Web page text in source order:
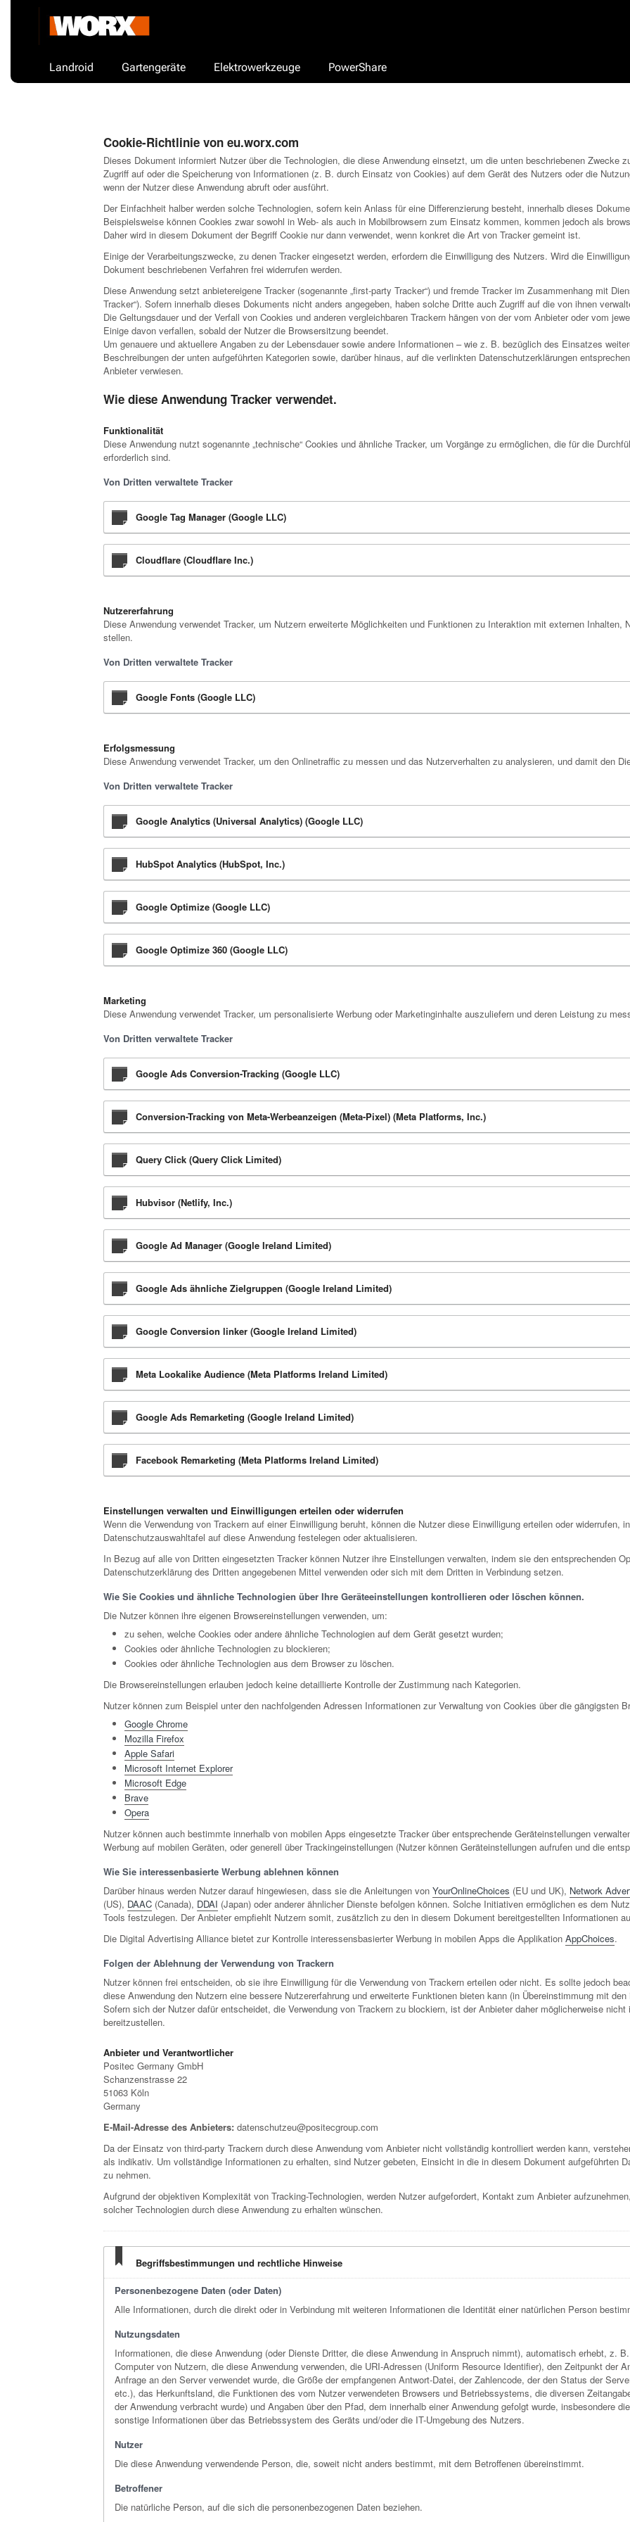
Landroid Gartengeräte Elektrowerkzeuge PowerShare
Cookie-Richtlinie von eu.worx.com
Dieses Dokument informiert Nutzer über die Technologien, die diese Anwendung einsetzt, um die unten beschriebenen Zwecke
Zugriff auf oder die Speicherung von Informationen (z. B. durch Einsatz von Cookies) auf dem Gerät des Nutzers oder die
wenn der Nutzer diese Anwendung abruft oder ausführt.
Der Einfachheit halber werden solche Technologien, sofern kein Anlass für eine Differenzierung besteht, innerhalb dieses
Beispielsweise können Cookies zwar sowohl in Web- als auch in Mobilbrowsern zum Einsatz kommen, kommen jedoch als
Daher wird in diesem Dokument der Begriff Cookie nur dann verwendet, wenn konkret die Art von Tracker gemeint ist.
Einige der Verarbeitungszwecke, zu denen Tracker eingesetzt werden, erfordern die Einwilligung des Nutzers. Wird die
Dokument beschriebenen Verfahren frei widerrufen werden.
Diese Anwendung setzt anbietereigene Tracker (sogenannte „first-party Tracker“) und fremde Tracker im Zusammenhang mit
Tracker“). Sofern innerhalb dieses Dokuments nicht anders angegeben, haben solche Dritte auch Zugriff auf die von ihnen
Die Geltungsdauer und der Verfall von Cookies und anderen vergleichbaren Trackern hängen von der vom Anbieter oder vom
Einige davon verfallen, sobald der Nutzer die Browsersitzung beendet.
Um genauere und aktuellere Angaben zu der Lebensdauer sowie andere Informationen – wie z. B. bezüglich des Einsatzes
Beschreibungen der unten aufgeführten Kategorien sowie, darüber hinaus, auf die verlinkten Datenschutzerklärungen
Anbieter verwiesen.
Wie diese Anwendung Tracker verwendet.
Funktionalität
Diese Anwendung nutzt sogenannte „technische“ Cookies und ähnliche Tracker, um Vorgänge zu ermöglichen, die für die
erforderlich sind.
Von Dritten verwaltete Tracker
Google Tag Manager (Google LLC)
Cloudflare (Cloudflare Inc.)
Nutzererfahrung
Diese Anwendung verwendet Tracker, um Nutzern erweiterte Möglichkeiten und Funktionen zu Interaktion mit externen Inhalten,
stellen.
Von Dritten verwaltete Tracker
Google Fonts (Google LLC)
Erfolgsmessung
Diese Anwendung verwendet Tracker, um den Onlinetraffic zu messen und das Nutzerverhalten zu analysieren, und damit den
Von Dritten verwaltete Tracker
Google Analytics (Universal Analytics) (Google LLC)
HubSpot Analytics (HubSpot, Inc.)
Google Optimize (Google LLC)
Google Optimize 360 (Google LLC)
Marketing
Diese Anwendung verwendet Tracker, um personalisierte Werbung oder Marketinginhalte auszuliefern und deren Leistung zu
Von Dritten verwaltete Tracker
Google Ads Conversion-Tracking (Google LLC)
Conversion-Tracking von Meta-Werbeanzeigen (Meta-Pixel) (Meta Platforms, Inc.)
Query Click (Query Click Limited)
Hubvisor (Netlify, Inc.)
Google Ad Manager (Google Ireland Limited)
Google Ads ähnliche Zielgruppen (Google Ireland Limited)
Google Conversion linker (Google Ireland Limited)
Meta Lookalike Audience (Meta Platforms Ireland Limited)
Google Ads Remarketing (Google Ireland Limited)
Facebook Remarketing (Meta Platforms Ireland Limited)
Einstellungen verwalten und Einwilligungen erteilen oder widerrufen
Wenn die Verwendung von Trackern auf einer Einwilligung beruht, können die Nutzer diese Einwilligung erteilen oder widerrufen,
Datenschutzauswahltafel auf diese Anwendung festelegen oder aktualisieren.
In Bezug auf alle von Dritten eingesetzten Tracker können Nutzer ihre Einstellungen verwalten, indem sie den entsprechenden
Datenschutzerklärung des Dritten angegebenen Mittel verwenden oder sich mit dem Dritten in Verbindung setzen.
Wie Sie Cookies und ähnliche Technologien über Ihre Geräteeinstellungen kontrollieren oder löschen können.
Die Nutzer können ihre eigenen Browsereinstellungen verwenden, um:
zu sehen, welche Cookies oder andere ähnliche Technologien auf dem Gerät gesetzt wurden;
Cookies oder ähnliche Technologien zu blockieren;
Cookies oder ähnliche Technologien aus dem Browser zu löschen.
Die Browsereinstellungen erlauben jedoch keine detaillierte Kontrolle der Zustimmung nach Kategorien.
Nutzer können zum Beispiel unter den nachfolgenden Adressen Informationen zur Verwaltung von Cookies über die gängigsten
Google Chrome
Mozilla Firefox
Apple Safari
Microsoft Internet Explorer
Microsoft Edge
Brave
Opera
Nutzer können auch bestimmte innerhalb von mobilen Apps eingesetzte Tracker über entsprechende Geräteinstellungen
Werbung auf mobilen Geräten, oder generell über Trackingeinstellungen (Nutzer können Geräteinstellungen aufrufen und die
Wie Sie interessenbasierte Werbung ablehnen können
Darüber hinaus werden Nutzer darauf hingewiesen, dass sie die Anleitungen von YourOnlineChoices (EU und UK), Network
(US), DAAC (Canada), DDAI (Japan) oder anderer ähnlicher Dienste befolgen können. Solche Initiativen ermöglichen es dem
Tools festzulegen. Der Anbieter empfiehlt Nutzern somit, zusätzlich zu den in diesem Dokument bereitgestellten Informationen
Die Digital Advertising Alliance bietet zur Kontrolle interessensbasierter Werbung in mobilen Apps die Applikation AppChoices.
Folgen der Ablehnung der Verwendung von Trackern
Nutzer können frei entscheiden, ob sie ihre Einwilligung für die Verwendung von Trackern erteilen oder nicht. Es sollte jedoch
diese Anwendung den Nutzern eine bessere Nutzererfahrung und erweiterte Funktionen bieten kann (in Übereinstimmung mit
Sofern sich der Nutzer dafür entscheidet, die Verwendung von Trackern zu blockiern, ist der Anbieter daher möglicherweise
bereitzustellen.
Anbieter und Verantwortlicher
Positec Germany GmbH
Schanzenstrasse 22
51063 Köln
Germany
E-Mail-Adresse des Anbieters: datenschutzeu@positecgroup.com
Da der Einsatz von third-party Trackern durch diese Anwendung vom Anbieter nicht vollständig kontrolliert werden kann,
als indikativ. Um vollständige Informationen zu erhalten, sind Nutzer gebeten, Einsicht in die in diesem Dokument aufgeführten
zu nehmen.
Aufgrund der objektiven Komplexität von Tracking-Technologien, werden Nutzer aufgefordert, Kontakt zum Anbieter
solcher Technologien durch diese Anwendung zu erhalten wünschen.
Begriffsbestimmungen und rechtliche Hinweise
Personenbezogene Daten (oder Daten)
Alle Informationen, durch die direkt oder in Verbindung mit weiteren Informationen die Identität einer natürlichen Person
Nutzungsdaten
Informationen, die diese Anwendung (oder Dienste Dritter, die diese Anwendung in Anspruch nimmt), automatisch erhebt, z.
Computer von Nutzern, die diese Anwendung verwenden, die URI-Adressen (Uniform Resource Identifier), den Zeitpunkt der
Anfrage an den Server verwendet wurde, die Größe der empfangenen Antwort-Datei, der Zahlencode, der den Status der
etc.), das Herkunftsland, die Funktionen des vom Nutzer verwendeten Browsers und Betriebssystems, die diversen
der Anwendung verbracht wurde) und Angaben über den Pfad, dem innerhalb einer Anwendung gefolgt wurde, insbesondere
sonstige Informationen über das Betriebssystem des Geräts und/oder die IT-Umgebung des Nutzers.
Nutzer
Die diese Anwendung verwendende Person, die, soweit nicht anders bestimmt, mit dem Betroffenen übereinstimmt.
Betroffener
Die natürliche Person, auf die sich die personenbezogenen Daten beziehen.